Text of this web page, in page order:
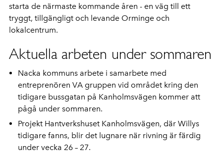
starta de närmaste kommande åren - en väg till ett
tryggt, tillgängligt och levande Orminge och
lokalcentrum.
Aktuella arbeten under sommaren
Nacka kommuns arbete i samarbete med
entreprenören VA gruppen vid området kring den
tidigare bussgatan på Kanholmsvägen kommer att
pågå under sommaren.
Projekt Hantverkshuset Kanholmsvägen, där Willys
tidigare fanns, blir det lugnare när rivning är färdig
under vecka 26 – 27.